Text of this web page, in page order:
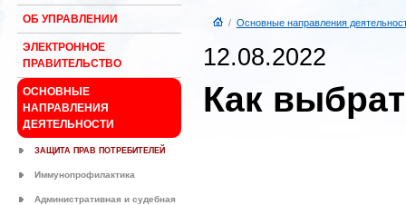
ОБ УПРАВЛЕНИИ
ЭЛЕКТРОННОЕ
ПРАВИТЕЛЬСТВО
ОСНОВНЫЕ
НАПРАВЛЕНИЯ
ДЕЯТЕЛЬНОСТИ
ЗАЩИТА ПРАВ ПОТРЕБИТЕЛЕЙ
Иммунопрофилактика
Административная и судебная
/ Основные направления
12.08.2022
Как